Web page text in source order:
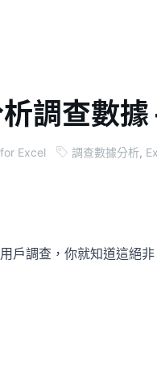
調查數
Excel 調查數據分析,
調查，你就知道這絕